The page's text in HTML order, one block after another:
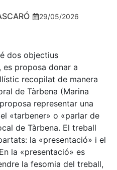
29/05/2026
dos objectius
es proposa donar a
recopilat de manera
de Tàrbena (Marina
representar una
«tarbener» o «parlar de
de Tàrbena. El treball
la «presentació» i el
la «presentació» es
la fesomia del treball,